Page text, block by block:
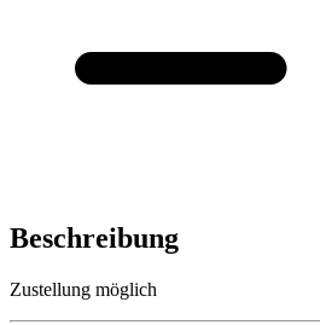
Beschreibung
Zustellung möglich